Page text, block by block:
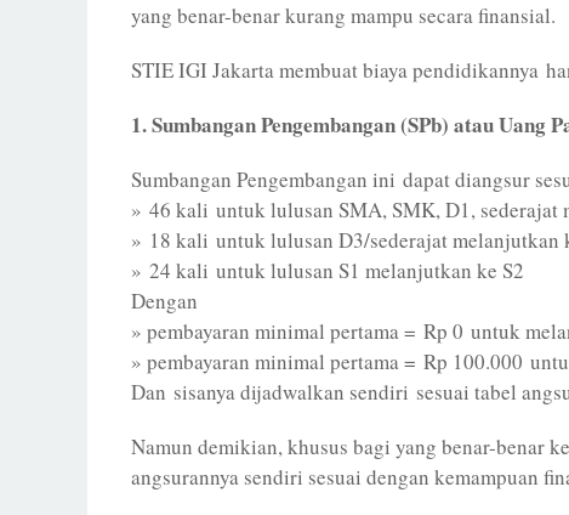
yang benar-benar kurang mampu secara finansial.
STIE IGI Jakarta membuat biaya pendidikannya
1. Sumbangan Pengembangan (SPb) atau Uang
Sumbangan Pengembangan ini dapat diangsur
» 46 kali untuk lulusan SMA, SMK, D1, sederajat
» 18 kali untuk lulusan D3/sederajat melanjutkan
» 24 kali untuk lulusan S1 melanjutkan ke S2
Dengan
» pembayaran minimal pertama = Rp 0 untuk
» pembayaran minimal pertama = Rp 100.000
Dan sisanya dijadwalkan sendiri sesuai tabel
Namun demikian, khusus bagi yang benar-benar
angsurannya sendiri sesuai dengan kemampuan